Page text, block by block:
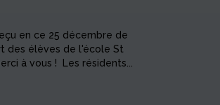
en ce 25 décembre de
des élèves de l'école St
à vous ! Les résidents...